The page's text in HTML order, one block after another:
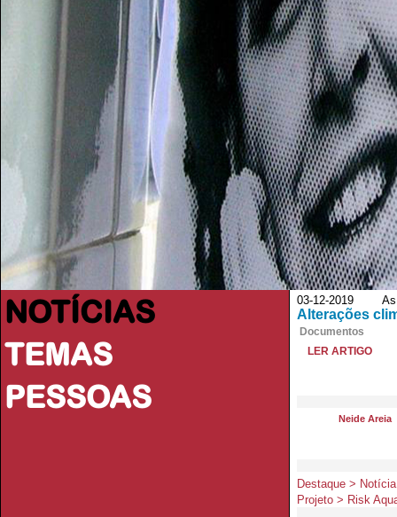
NOTÍCIAS
TEMAS
PESSOAS
03-12-2019 As
Alterações
Documentos
LER ARTIGO
Neide Areia
Destaque >
Projeto > Risk